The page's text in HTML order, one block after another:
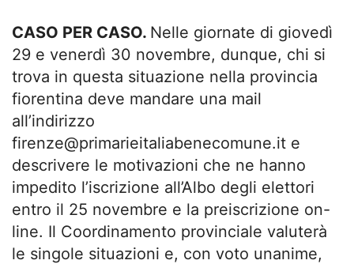
CASO PER CASO. Nelle giornate di giovedì
29 e venerdì 30 novembre, dunque, chi si
trova in questa situazione nella provincia
fiorentina deve mandare una mail
all’indirizzo
firenze@primarieitaliabenecomune.it e
descrivere le motivazioni che ne hanno
impedito l’iscrizione all’Albo degli elettori
entro il 25 novembre e la preiscrizione on-
line. Il Coordinamento provinciale valuterà
le singole situazioni e, con voto unanime,